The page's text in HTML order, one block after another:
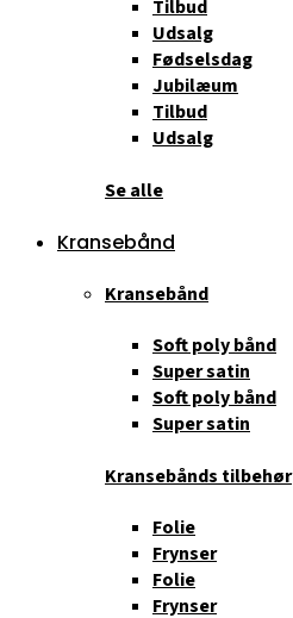
Tilbud
Udsalg
Fødselsdag
Jubilæum
Tilbud
Udsalg
Se alle
Kransebånd
Kransebånd
Soft poly bånd
Super satin
Soft poly bånd
Super satin
Kransebånds tilbehør
Folie
Frynser
Folie
Frynser